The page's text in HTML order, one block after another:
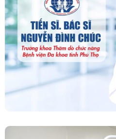
“Người Dẫn Đường”
Năng – Bệnh Viện Đa